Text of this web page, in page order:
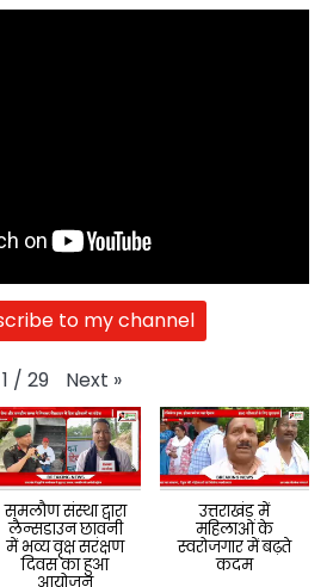
to my channel
1 / 29 Next »
समलौण संस्था द्वारा
लैन्सडाउन छावनी
में भव्य वृक्ष सरंक्षण
दिवस का हुआ
उत्तराखंड में
महिलाओं के
स्वरोजगार में बढ़ते
कदम